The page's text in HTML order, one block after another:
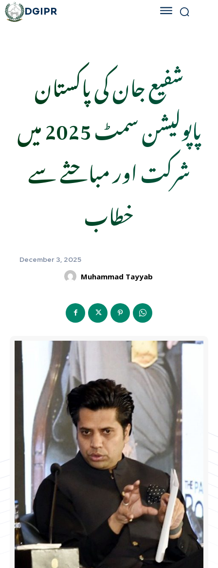
DGIPR
شفیع جان کی پاکستان
پاپولیشن سمٹ 2025 میں
شرکت اور مباحثے سے
خطاب
December 3, 2025
Muhammad Tayyab